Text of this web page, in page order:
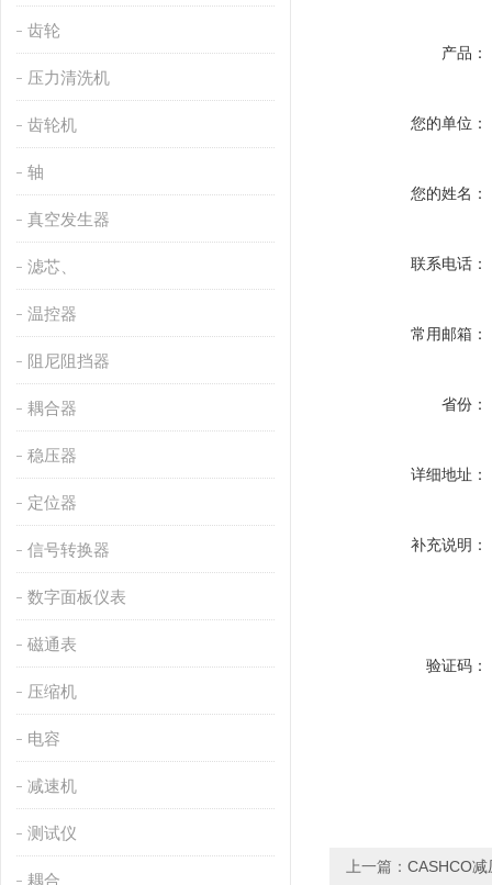
齿轮
压力清洗机
齿轮机
轴
真空发生器
滤芯、
温控器
阻尼阻挡器
耦合器
稳压器
定位器
信号转换器
数字面板仪表
磁通表
压缩机
电容
减速机
测试仪
耦合
产品：
您的单位：
您的姓名：
联系电话：
常用邮箱：
省份：
详细地址：
补充说明：
验证码：
上一篇： CASHCO减